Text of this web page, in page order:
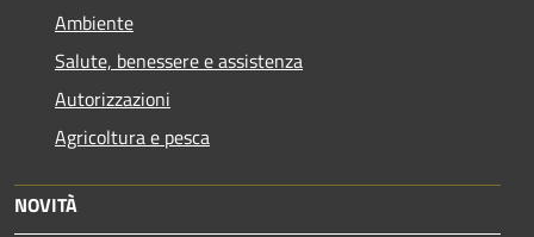
Ambiente
Salute, benessere e assistenza
Autorizzazioni
Agricoltura e pesca
NOVITÀ